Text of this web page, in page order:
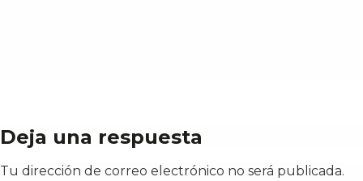
Deja una respuesta
Tu dirección de correo electrónico no será publicada.